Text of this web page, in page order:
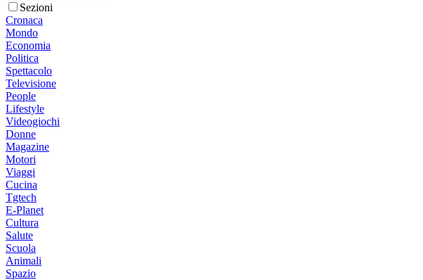
Sezioni
Cronaca
Mondo
Economia
Politica
Spettacolo
Televisione
People
Lifestyle
Videogiochi
Donne
Magazine
Motori
Viaggi
Cucina
Tgtech
E-Planet
Cultura
Salute
Scuola
Animali
Spazio